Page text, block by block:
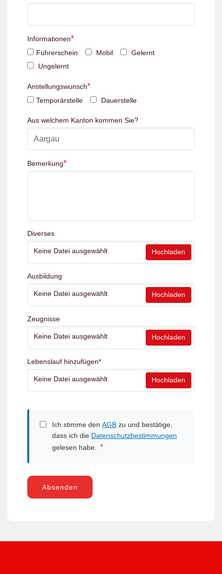
Informationen*
Führerschein Mobil
Gelernt
Ungelernt
Anstellungswunsch*
Temporärstelle Dauerstelle
Aus welchem Kanton kommen Sie?
Bemerkung*
Diverses
Keine Datei ausgewählt Hochladen
Ausbildung
Keine Datei ausgewählt Hochladen
Zeugnisse
Keine Datei ausgewählt Hochladen
Lebenslauf hinzufügen*
Keine Datei ausgewählt Hochladen
Ich stimme den AGB zu und bestätige,
dass ich die Datenschutzbestimmungen
gelesen habe.
*
Absenden